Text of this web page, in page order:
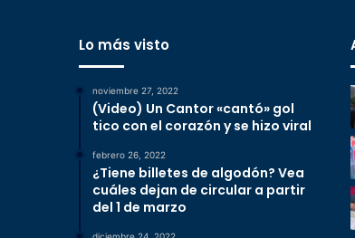
Lo más visto
noviembre 27, 2022
(Video) Un Cantor «cantó» gol
tico con el corazón y se hizo viral
febrero 26, 2022
¿Tiene billetes de algodón? Vea
cuáles dejan de circular a partir
del 1 de marzo